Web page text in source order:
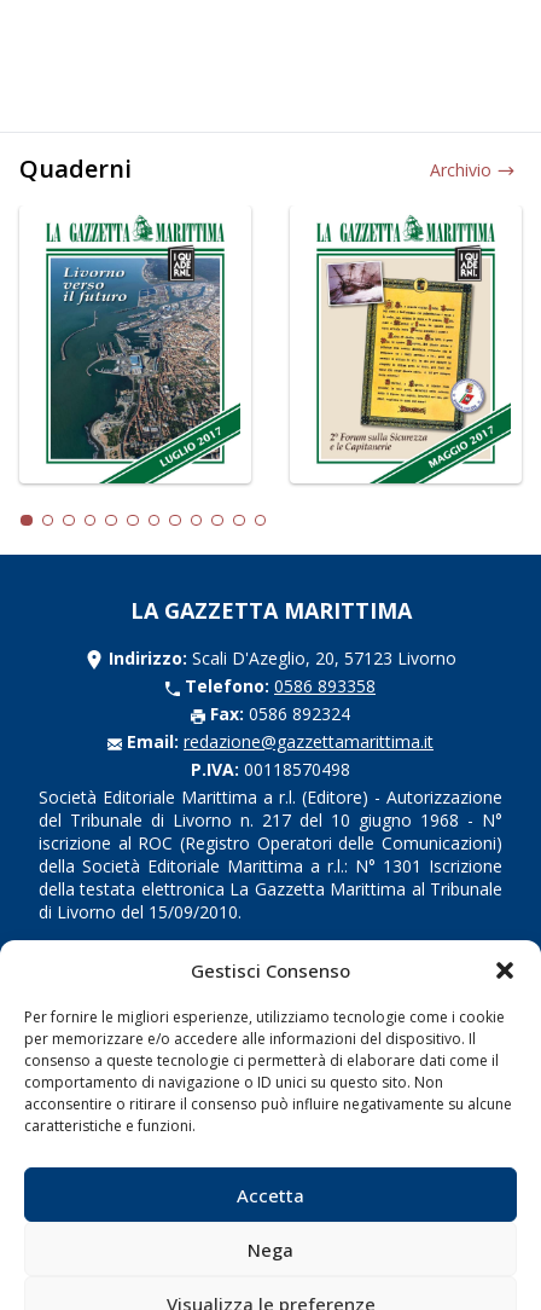
Gestisci Consenso
Per fornire le migliori esperienze, utilizziamo tecnologie come i cookie
per memorizzare e/o accedere alle informazioni del dispositivo. Il
consenso a queste tecnologie ci permetterà di elaborare dati come il
comportamento di navigazione o ID unici su questo sito. Non
acconsentire o ritirare il consenso può influire negativamente su alcune
caratteristiche e funzioni.
Accetta
Nega
Visualizza le preferenze
Quaderni Archivio
LA GAZZETTA MARITTIMA
Indirizzo: Scali D'Azeglio, 20, 57123 Livorno
Telefono: 0586 893358
Fax: 0586 892324
Email: redazione@gazzettamarittima.it
P.IVA: 00118570498
Società Editoriale Marittima a r.l. (Editore) - Autorizzazione
del Tribunale di Livorno n. 217 del 10 giugno 1968 - N°
iscrizione al ROC (Registro Operatori delle Comunicazioni)
della Società Editoriale Marittima a r.l.: N° 1301 Iscrizione
della testata elettronica La Gazzetta Marittima al Tribunale
di Livorno del 15/09/2010.
LINK
Shipping
Porti/Interporti
Trasporti
Sostenibilità
Compagnie di Navigazione
Blue economy